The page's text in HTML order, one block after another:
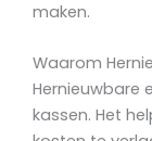
maken.
Waarom
Hernieuwbare
kassen. Het